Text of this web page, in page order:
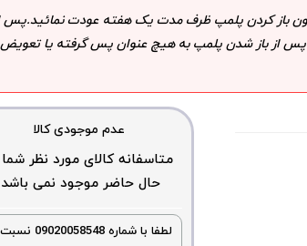
باز کردن پلمپ ظرف مدت یک هفته عودت نمائید.پس
پس از باز شدن پلمپ به هیچ عنوان پس گرفته یا
عدم موجودی کالا
متاسفانه کالای مورد نظر
حال حاضر موجود نمی
لطفا با شماره